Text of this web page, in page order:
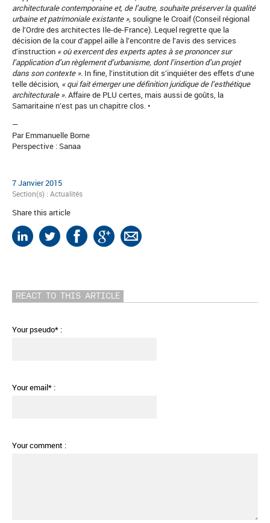
architecturale contemporaine et, de l’autre, souhaite préserver la qualité
urbaine et patrimoniale existante »,souligne le Croaif (Conseil régional
de l’Ordre des architectes Ile-de-France). Lequel regrette que la
décision de la cour d’appel aille à l’encontre de l’avis des services
d’instruction « où exercent des experts aptes à se prononcer sur
l’application d’un règlement d’urbanisme, dont l’insertion d’un projet
dans son contexte ». In fine, l’institution dit s’inquiéter des effets d’une
telle décision, « qui fait émerger une définition juridique de l’esthétique
architecturale ».Affaire de PLU certes, mais aussi de goûts, la
Samaritaine n’est pas un chapitre clos. •
—
Par Emmanuelle Borne
Perspective : Sanaa
7 Janvier 2015
Section(s) : Actualités
Share this article
REACT TO THIS ARTICLE
Your pseudo* :
Your email* :
Your comment :